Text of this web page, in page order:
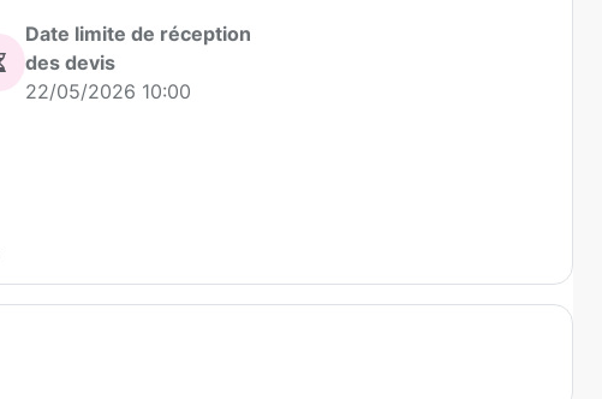
Date limite de réception
des devis
22/05/2026 10:00